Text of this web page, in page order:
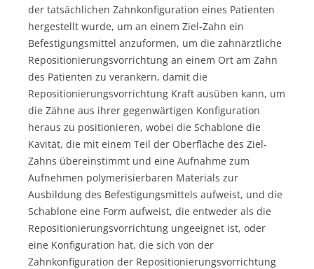
der tatsächlichen Zahnkonfiguration eines Patienten
hergestellt wurde, um an einem Ziel-Zahn ein
Befestigungsmittel anzuformen, um die zahnärztliche
Repositionierungsvorrichtung an einem Ort am Zahn
des Patienten zu verankern, damit die
Repositionierungsvorrichtung Kraft ausüben kann, um
die Zähne aus ihrer gegenwärtigen Konfiguration
heraus zu positionieren, wobei die Schablone die
Kavität, die mit einem Teil der Oberfläche des Ziel-
Zahns übereinstimmt und eine Aufnahme zum
Aufnehmen polymerisierbaren Materials zur
Ausbildung des Befestigungsmittels aufweist, und die
Schablone eine Form aufweist, die entweder als die
Repositionierungsvorrichtung ungeeignet ist, oder
eine Konfiguration hat, die sich von der
Zahnkonfiguration der Repositionierungsvorrichtung